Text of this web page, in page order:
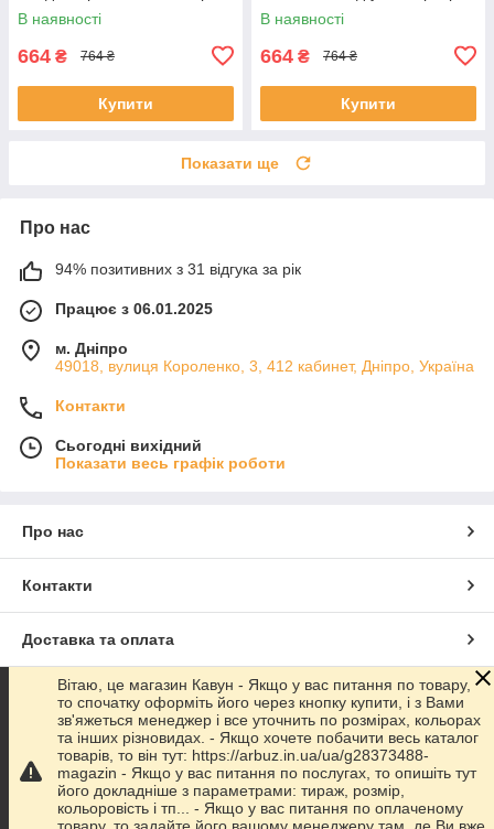
Мій найкращий друг" Push IT
В наявності
664 ₴ 764 ₴
Купити
Мій найкращий друг" Push IT
В наявності
664 ₴ 764 ₴
Купити
Показати ще
Про нас
94% позитивних з 31 відгука за рік
Працює з 06.01.2025
м. Дніпро
49018, вулиця Короленко, 3, 412 кабинет, Дніпро, Україна
Контакти
Сьогодні вихідний
Показати весь графік роботи
Про нас
Контакти
Доставка та оплата
Графік роботи
Повна версія сайту
Сайт створено на маркетплейсіProm.ua
Вітаю, це магазин Кавун - Якщо у вас питання по товару,
то спочатку оформіть його через кнопку купити, і з Вами
зв'яжеться менеджер і все уточнить по розмірах, кольорах
та інших різновидах. - Якщо хочете побачити весь каталог
товарів, то він тут: https://arbuz.in.ua/ua/g28373488-
magazin - Якщо у вас питання по послугах, то опишіть тут
його докладніше з параметрами: тираж, розмір,
кольоровість і тп... - Якщо у вас питання по оплаченому